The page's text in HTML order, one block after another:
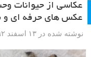
عکاسی از حیوانات
عکس های حرفه ای و
نوشته شده در ۱۳ اسفند ۱۳۹۲